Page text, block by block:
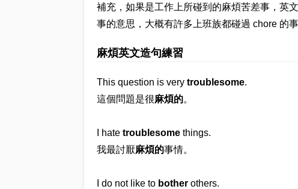
補充，如果是工作上所碰到的麻煩苦差事，英
事的意思，大概有許多上班族都碰過 chore 的
麻煩英文造句練習
This question is very troublesome.
這個問題是很麻煩的。
I hate troublesomethings.
我最討厭麻煩的事情。
I do not like to botherothers.